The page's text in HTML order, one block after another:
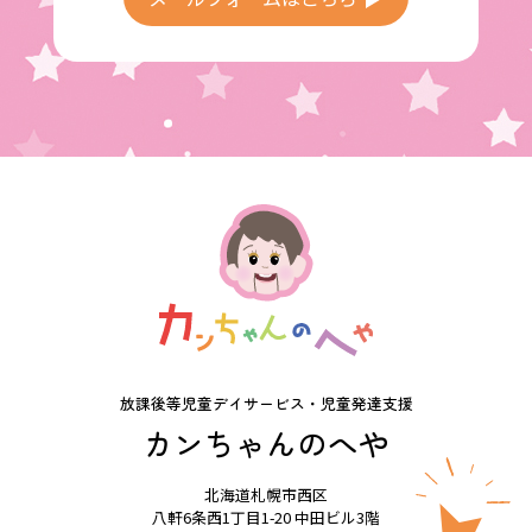
放課後等児童デイサービス・児童発達支援
カンちゃんのへや
北海道札幌市西区
八軒6条西1丁目1-20 中田ビル3階